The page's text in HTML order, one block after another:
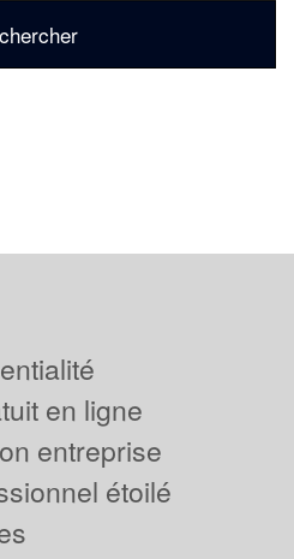
en ligne
entreprise
étoilé